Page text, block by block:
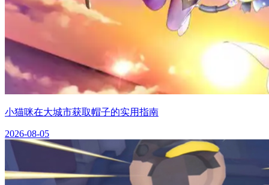
小猫咪在大城市获取帽子的实用指南
2026-08-05